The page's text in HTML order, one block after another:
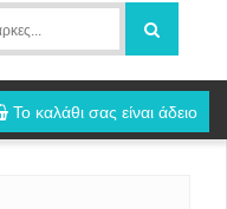
Το καλάθι σας είναι άδειο